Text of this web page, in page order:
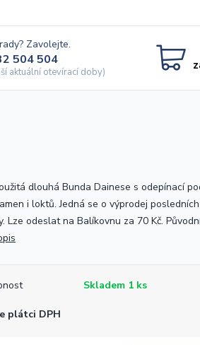
Zavolejte.
504 504
aktuální otevírací doby)
dlouhá Bunda Dainese s odepínací
i loktů. Jedná se o výprodej
Lze odeslat na Balíkovnu za 70 Kč.
Skladem 1 ks
plátci DPH